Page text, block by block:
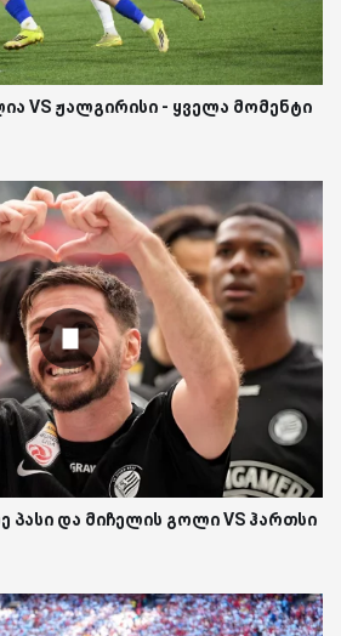
VS ჟალგირისი - ყველა მომენტი
პასი და მიჩელის გოლი VS ჰართსი